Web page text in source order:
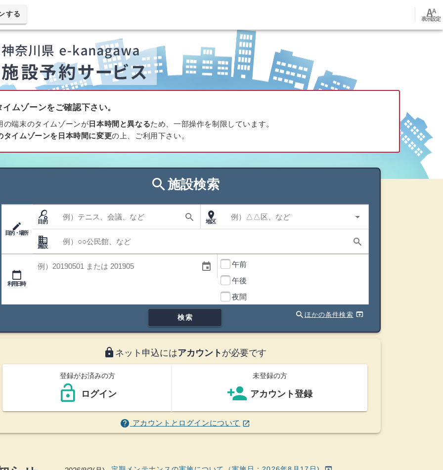
する font_adjuster
表示設定
イムゾーンをご確認下さい。
の端末のタイムゾーンが 日本時間と異なるため、一部操作を制限しています。
タイムゾーンを日本時間に変更の上、ご利用下さい。
search施設検索
edit
目的・場所
sports_tennis
目的 search place
地区 arrow_drop_down
domain
施設 search
calendar_today
利用日時
event
午前
午後
夜間
検索 search ほかの条件検索 open_in_browser
lock ネット申込にはアカウント が必要です
登録がお済みの方
lock_open ログイン
未登録の方
person_add アカウント登録
help アカウントとログインについて open_in_new